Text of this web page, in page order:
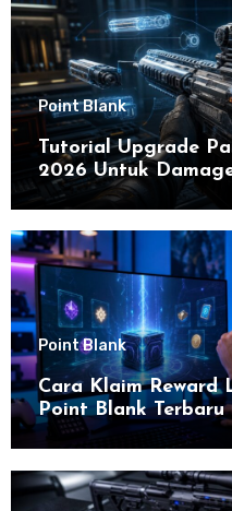
Point Blank
Tutorial Upgrade
2026 Untuk
Efektif
Point Blank
Cara Klaim Reward
Point Blank